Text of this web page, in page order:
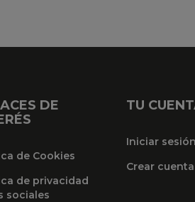
DE
de Cookies
de privacidad
sociales
TU
Iniciar sesión
Crear cuenta